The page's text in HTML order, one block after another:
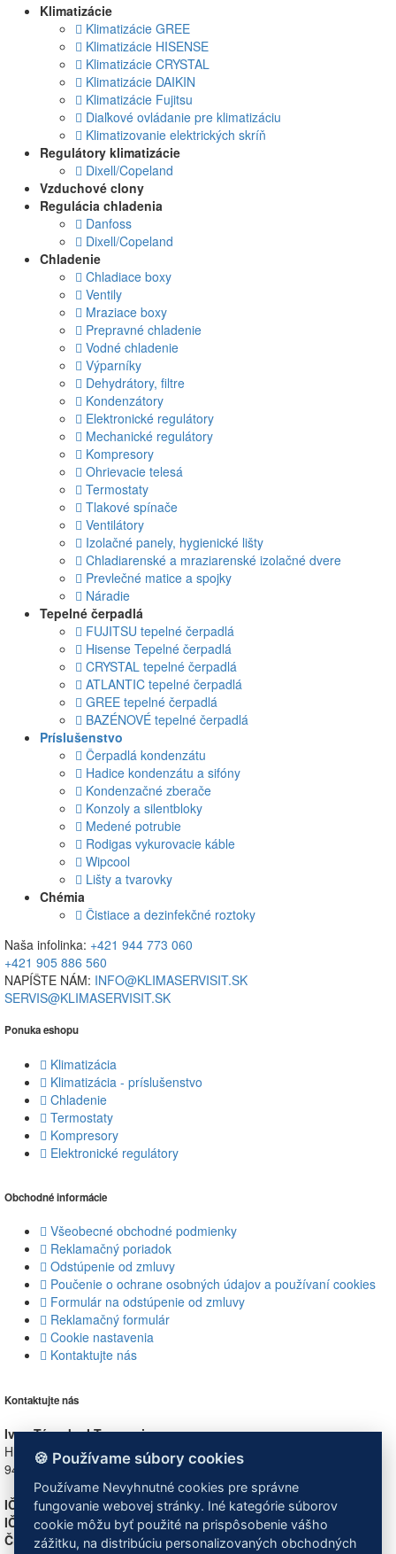
Klimatizácie
Klimatizácie GREE
Klimatizácie HISENSE
Klimatizácie CRYSTAL
Klimatizácie DAIKIN
Klimatizácie Fujitsu
Diaľkové ovládanie pre klimatizáciu
Klimatizovanie elektrických skríň
Regulátory klimatizácie
Dixell/Copeland
Vzduchové clony
Regulácia chladenia
Danfoss
Dixell/Copeland
Chladenie
Chladiace boxy
Ventily
Mraziace boxy
Prepravné chladenie
Vodné chladenie
Výparníky
Dehydrátory, filtre
Kondenzátory
Elektronické regulátory
Mechanické regulátory
Kompresory
Ohrievacie telesá
Termostaty
Tlakové spínače
Ventilátory
Izolačné panely, hygienické lišty
Chladiarenské a mraziarenské izolačné dvere
Prevlečné matice a spojky
Náradie
Tepelné čerpadlá
FUJITSU tepelné čerpadlá
Hisense Tepelné čerpadlá
CRYSTAL tepelné čerpadlá
ATLANTIC tepelné čerpadlá
GREE tepelné čerpadlá
BAZÉNOVÉ tepelné čerpadlá
Príslušenstvo
Čerpadlá kondenzátu
Hadice kondenzátu a sifóny
Kondenzačné zberače
Konzoly a silentbloky
Medené potrubie
Rodigas vykurovacie káble
Wipcool
Lišty a tvarovky
Chémia
Čistiace a dezinfekčné roztoky
Naša infolinka: +421 944 773 060
+421 905 886 560
NAPÍŠTE NÁM: INFO@KLIMASERVISIT.SK
SERVIS@KLIMASERVISIT.SK
Ponuka eshopu
Klimatizácia
Klimatizácia - príslušenstvo
Chladenie
Termostaty
Kompresory
Elektronické regulátory
Obchodné informácie
Všeobecné obchodné podmienky
Reklamačný poriadok
Odstúpenie od zmluvy
Poučenie o ochrane osobných údajov a používaní cookies
Formulár na odstúpenie od zmluvy
Reklamačný formulár
Cookie nastavenia
Kontaktujte nás
Kontaktujte nás
Ivan Tárnok - I.T. - servis
Hlavná 554/100
946 32 Marcelová
IČO:
44957734
IČ DPH:SK1028144370
Číslo ŽR:410-22356
🍪 Používame súbory cookies
Používame Nevyhnutné cookies pre správne
fungovanie webovej stránky. Iné kategórie súborov
cookie môžu byť použité na prispôsobenie vášho
zážitku, na distribúciu personalizovaných obchodných